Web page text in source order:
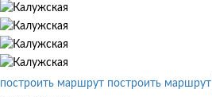
построить маршрут построить маршрут